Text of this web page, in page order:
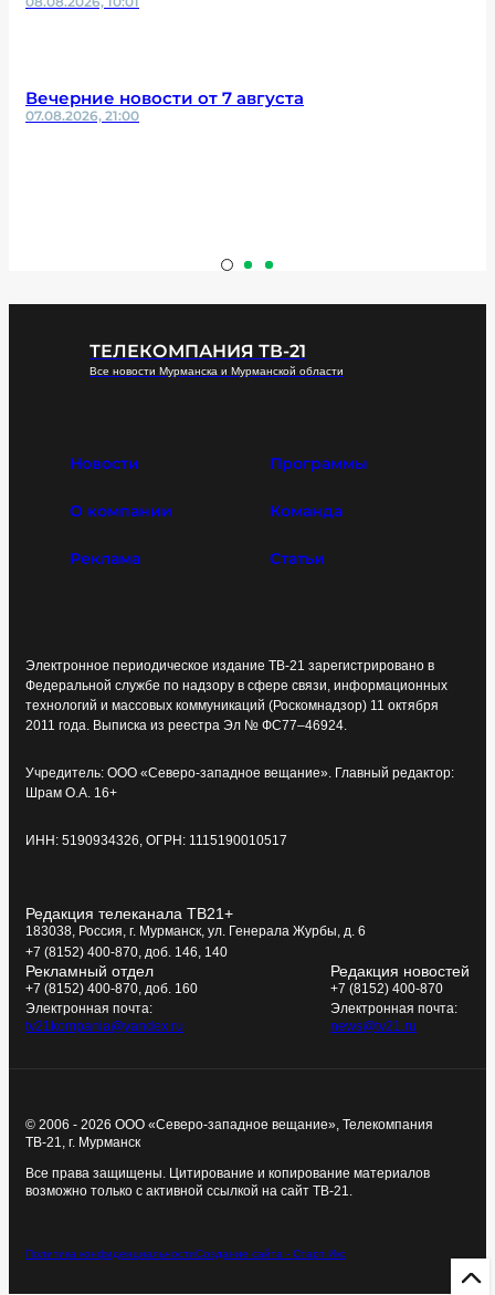
Вечерние новости от 7 августа
07.08.2026, 21:00
ТЕЛЕКОМПАНИЯ ТВ-21
Все новости Мурманска и Мурманской области
Новости Программы
О компании Команда
Реклама Статьи
Электронное периодическое издание ТВ-21 зарегистрировано в
Федеральной службе по надзору в сфере связи, информационных
технологий и массовых коммуникаций (Роскомнадзор) 11 октября
2011 года. Выписка из реестра Эл № ФС77–46924.
Учредитель: ООО «Северо-западное вещание». Главный редактор:
Шрам О.А. 16+
ИНН: 5190934326, ОГРН: 1115190010517
Редакция телеканала ТВ21+
183038, Россия, г. Мурманск, ул. Генерала Журбы, д. 6
+7 (8152) 400-870, доб. 146, 140
Рекламный отдел
+7 (8152) 400-870, доб. 160
Электронная почта:
tv21kompania@yandex.ru
Редакция новостей
+7 (8152) 400-870
Электронная почта:
news@tv21.ru
© 2006 - 2026 ООО «Северо-западное вещание», Телекомпания
ТВ-21, г. Мурманск
Все права защищены. Цитирование и копирование материалов
возможно только с активной ссылкой на сайт ТВ-21.
Политика конфиденциальностиСоздание сайта - Старт Икс